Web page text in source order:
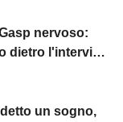
nervoso:
dietro l'intervista
un sogno,